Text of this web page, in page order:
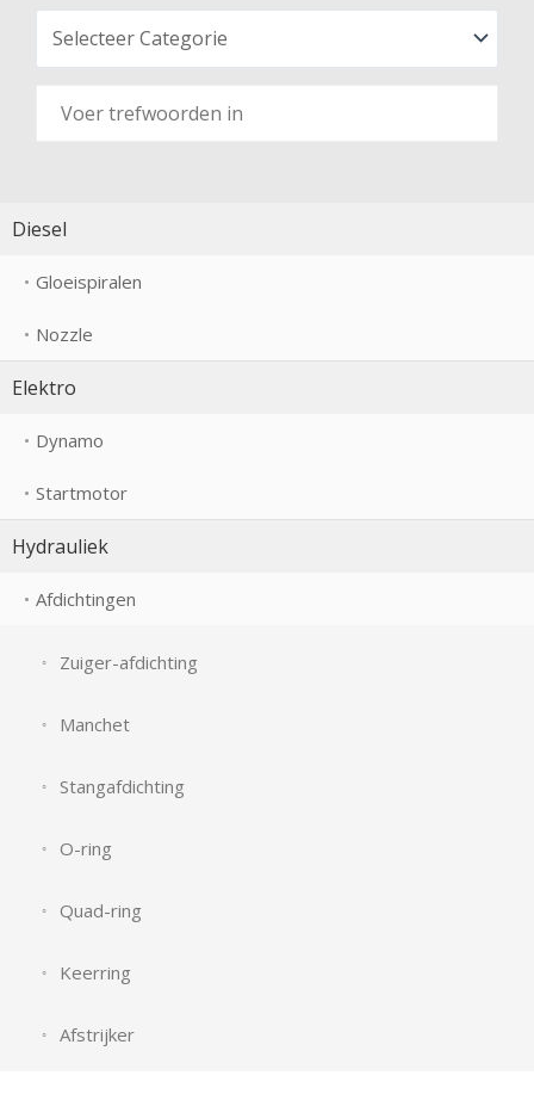
Diesel
Gloeispiralen
Nozzle
Elektro
Dynamo
Startmotor
Hydrauliek
Afdichtingen
Zuiger-afdichting
Manchet
Stangafdichting
O-ring
Quad-ring
Keerring
Afstrijker